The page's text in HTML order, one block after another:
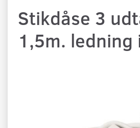
Stikdåse 3
1,5m. ledning